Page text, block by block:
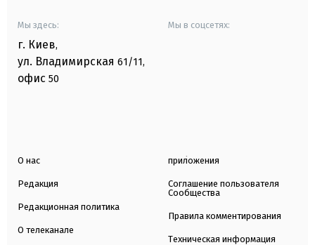
Мы здесь:
г. Киев,
ул. Владимирская 61/11,
офис 50
Мы в соцсетях:
О нас
Редакция
Редакционная политика
О телеканале
приложения
Соглашение пользователя
Сообщества
Правила комментирования
Техническая информация